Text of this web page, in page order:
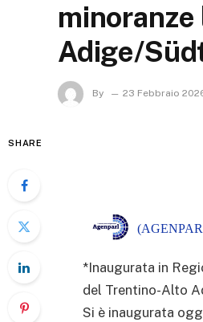
Adige/
By 23 Febbraio
SHARE
*Inaugurata in
del Trentino-Alto
Si è inaugurata